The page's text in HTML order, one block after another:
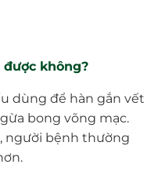
được không?
dùng để hàn gắn vết
bong võng mạc.
người bệnh thường